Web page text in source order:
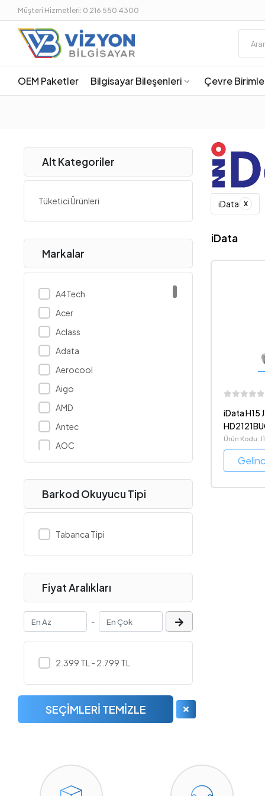
Müşteri Hizmetleri: 0 216 550 4300
OEM Paketler Bilgisayar Bileşenleri Çevre
Alt Kategoriler
Tüketici Ürünleri
Markalar
A4Tech
Acer
Aclass
Adata
Aerocool
Aigo
AMD
Antec
AOC
Apacer
Apple
Biostar
Bluetti
CoolerMaster
D-Link
DeepCool
Dell
Barkod Okuyucu Tipi
Tabanca Tipi
Fiyat Aralıkları
-
2.399 TL - 2.799 TL
SEÇIMLERI TEMIZLE
iData x
iData
iData H15
Karekod
Ürün Kodu:
2D